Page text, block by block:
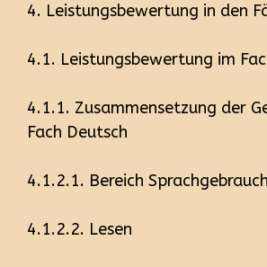
4. Leistungsbewertung in den
4.1. Leistungsbewertung im
4.1.1. Zusammensetzung der
Fach Deutsch
4.1.2.1. Bereich Sprachgebrauch
4.1.2.2. Lesen